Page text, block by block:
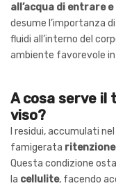
all’acqua di entrare e
desume l’importanza
fluidi all’interno del
ambiente favorevole in
A cosa serve
viso?
I residui, accumulati
famigerata
Questa condizione
la cellulite, facendo